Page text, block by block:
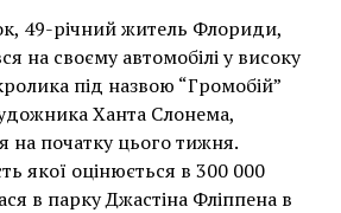
чайки, яка ось-ось
чіпсів – сюжет графіті, що
художника Бенксі, на стіні в
узбережжі Англії 8 серпня 2021
Талліса / AFP)
пан Куттс сказав:
49-річний житель Флориди,
на своєму автомобілі у високу
під назвою “Громобій”
Ханта Слонема,
на початку цього тижня.
якої оцінюється в 300 000
в парку Джастіна Фліппена в